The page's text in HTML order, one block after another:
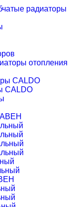
радиаторы
отопления
CALDO
CALDO